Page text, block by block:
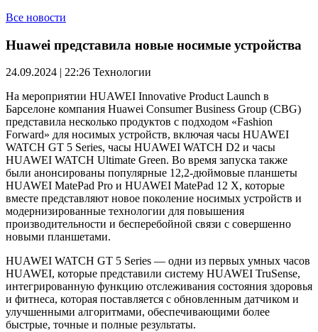
Все новости
Huawei представила новые носимые устройства
24.09.2024 | 22:26 Технологии
На мероприятии HUAWEI Innovative Product Launch в
Барселоне компания Huawei Consumer Business Group (CBG)
представила несколько продуктов с подходом «Fashion
Forward» для носимых устройств, включая часы HUAWEI
WATCH GT 5 Series, часы HUAWEI WATCH D2 и часы
HUAWEI WATCH Ultimate Green. Во время запуска также
были анонсированы популярные 12,2-дюймовые планшеты
HUAWEI MatePad Pro и HUAWEI MatePad 12 X, которые
вместе представляют новое поколение носимых устройств и
модернизированные технологии для повышения
производительности и бесперебойной связи с совершенно
новыми планшетами.
HUAWEI WATCH GT 5 Series — одни из первых умных часов
HUAWEI, которые представили систему HUAWEI TruSense,
интегрированную функцию отслеживания состояния здоровья
и фитнеса, которая поставляется с обновленным датчиком и
улучшенными алгоритмами, обеспечивающими более
быстрые, точные и полные результаты.